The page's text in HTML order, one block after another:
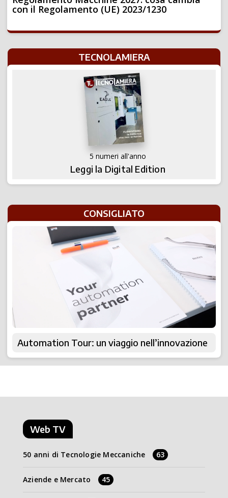
con il Regolamento (UE) 2023/1230
TECNOLAMIERA
5 numeri all'anno
Leggi la Digital Edition
CONSIGLIATO
Automation Tour: un viaggio nell’innovazione
Web TV
50 anni di Tecnologie Meccaniche 63
Aziende e Mercato 45